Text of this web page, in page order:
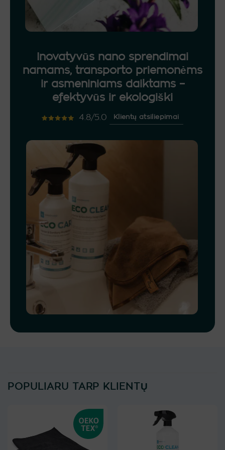
Inovatyvūs nano sprendimai
namams, transporto priemonėms
ir asmeniniams daiktams –
efektyvūs ir ekologiški
4.8/5.0 Klientų atsiliepimai
POPULIARU TARP KLIENTŲ